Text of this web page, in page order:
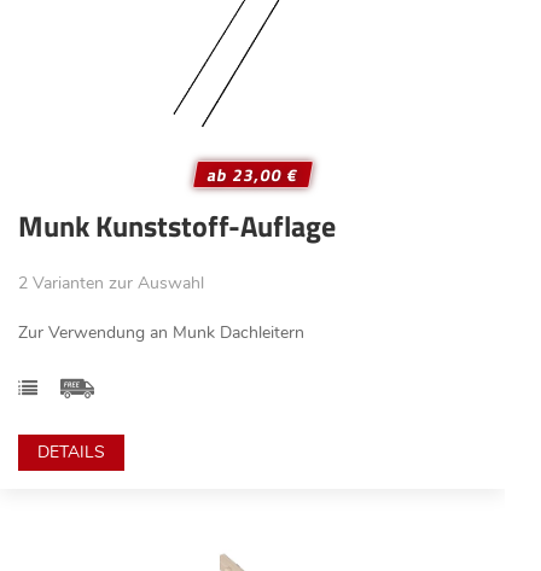
ab 23,00 €
Munk Kunststoff-Auflage
2 Varianten zur Auswahl
Zur Verwendung an Munk Dachleitern
DETAILS